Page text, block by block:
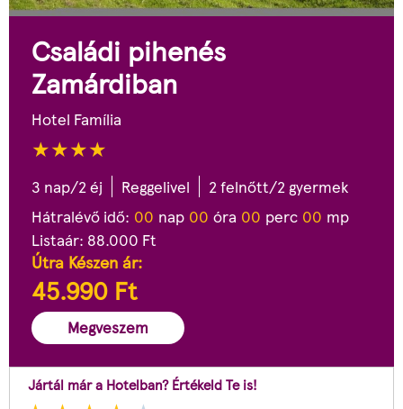
Családi pihenés
Zamárdiban
Hotel Família
3 nap/2 éj Reggelivel
2 felnőtt/2 gyermek
Hátralévő idő: 00 nap 00 óra 00 perc 00 mp
Listaár: 88.000 Ft
Útra Készen ár:
45.990 Ft
Megveszem
Jártál már a Hotelban? Értékeld Te is!